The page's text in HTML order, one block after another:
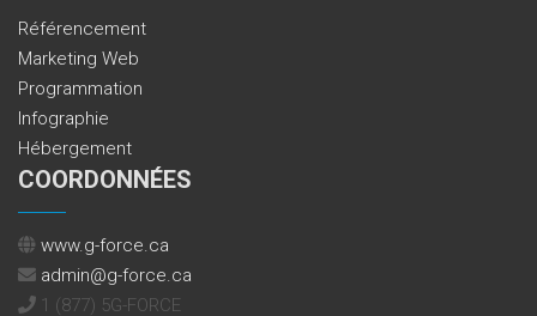
Référencement
Marketing Web
Programmation
Infographie
Hébergement
COORDONNÉES
www.g-force.ca
admin@g-force.ca
1 (877) 5G-FORCE